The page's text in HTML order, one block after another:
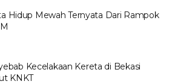
Hidup Mewah Ternyata Dari Rampok
Kecelakaan Kereta di Bekasi
KNKT